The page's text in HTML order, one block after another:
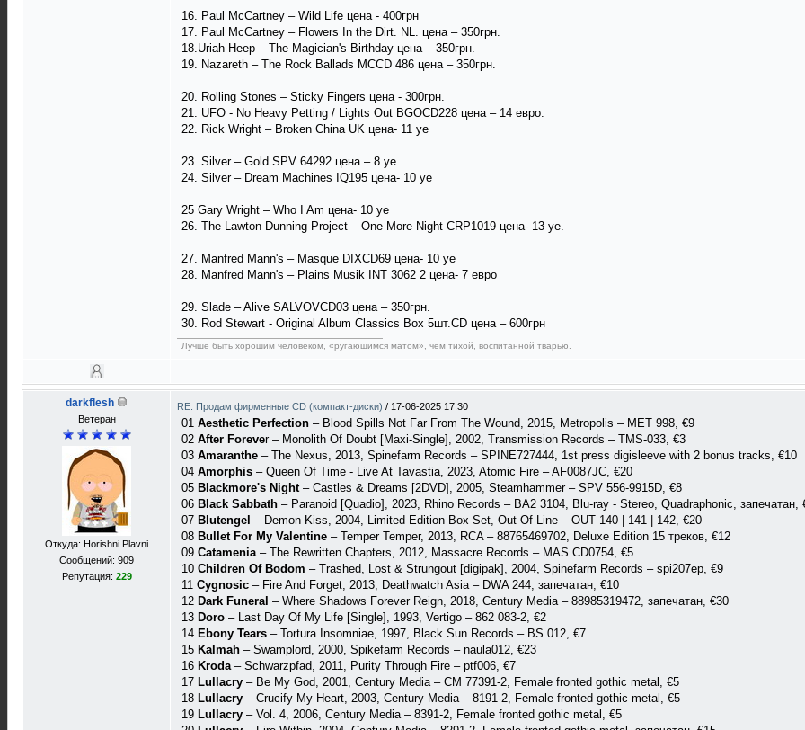
16. Paul McCartney – Wild Life цена - 400грн
17. Paul McCartney – Flowers In the Dirt. NL. цена – 350грн.
18.Uriah Heep – The Magician's Birthday цена – 350грн.
19. Nazareth – The Rock Ballads MCCD 486 цена – 350грн.
20. Rolling Stones – Sticky Fingers цена - 300грн.
21. UFO - No Heavy Petting / Lights Out BGOCD228 цена – 14 евро.
22. Rick Wright – Broken China UK цена- 11 уе
23. Silver – Gold SPV 64292 цена – 8 уе
24. Silver – Dream Machines IQ195 цена- 10 уе
25 Gary Wright – Who I Am цена- 10 уе
26. The Lawton Dunning Project ‎– One More Night CRP1019 цена- 13 уе.
27. Manfred Mann's – Masque DIXCD69 цена- 10 уе
28. Manfred Mann's – Plains Musik INT 3062 2 цена- 7 евро
29. Slade – Alive SALVOVCD03 цена – 350грн.
30. Rod Stewart - Original Album Classics Box 5шт.CD цена – 600грн
Лучше быть хорошим человеком, «ругающимся матом», чем тихой, воспитанной тварью.
darkflesh
Ветеран
Откуда: Horishni Plavni
Сообщений: 909
Репутация: 229
RE: Продам фирменные CD (компакт-диски) / 17-06-2025 17:30
01 Aesthetic Perfection – Blood Spills Not Far From The Wound, 2015, Metropolis – MET 998, €9
02 After Forever ‎– Monolith Of Doubt [Maxi-Single], 2002, Transmission Records ‎– TMS-033, €3
03 Amaranthe – The Nexus, 2013, Spinefarm Records – SPINE727444, 1st press digisleeve with 2 bonus tracks, €10
04 Amorphis – Queen Of Time - Live At Tavastia, 2023, Atomic Fire – AF0087JC, €20
05 Blackmore's Night– Castles & Dreams [2DVD], 2005, Steamhammer – SPV 556-9915D, €8
06 Black Sabbath – Paranoid [Quadio], 2023, Rhino Records – BA2 3104, Blu-ray - Stereo, Quadraphonic, запечатан,
07 Blutengel ‎– Demon Kiss, 2004, Limited Edition Box Set, Out Of Line ‎– OUT 140 | 141 | 142, €20
08 Bullet For My Valentine – Temper Temper, 2013, RCA – 88765469702, Deluxe Edition 15 треков, €12
09 Catamenia‎– The Rewritten Chapters, 2012, Massacre Records ‎– MAS CD0754, €5
10 Children Of Bodom ‎– Trashed, Lost & Strungout [digipak], 2004, Spinefarm Records ‎– spi207ep, €9
11 Cygnosic ‎– Fire And Forget, 2013, Deathwatch Asia ‎– DWA 244, запечатан, €10
12 Dark Funeral ‎– Where Shadows Forever Reign, 2018, Century Media ‎– 88985319472, запечатан, €30
13 Doro ‎– Last Day Of My Life [Single], 1993, Vertigo ‎– 862 083-2, €2
14 Ebony Tears ‎– Tortura Insomniae, 1997, Black Sun Records ‎– BS 012, €7
15 Kalmah ‎– Swamplord, 2000, Spikefarm Records ‎– naula012, €23
16 Kroda‎– Schwarzpfad, 2011, Purity Through Fire ‎– ptf006, €7
17 Lullacry ‎– Be My God, 2001, Century Media ‎– CM 77391-2, Female fronted gothic metal, €5
18 Lullacry ‎– Crucify My Heart, 2003, Century Media ‎– 8191-2, Female fronted gothic metal, €5
19 Lullacry ‎– Vol. 4, 2006, Century Media ‎– 8391-2, Female fronted gothic metal, €5